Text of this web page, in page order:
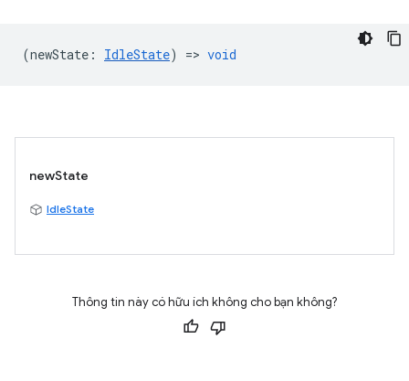
(newState : IdleState) => void
newState
IdleState
Thông tin này có hữu ích không cho bạn không?